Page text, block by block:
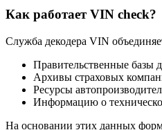
Как работает VIN check?
Служба декодера VIN
Правительственные базы
Архивы страховых
Ресурсы
Информацию о
На основании этих данных